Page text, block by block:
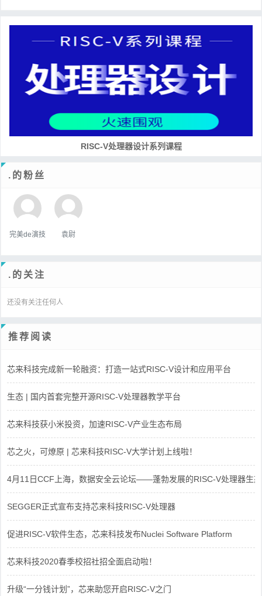
RISC-V处理器设计系列课程
.的粉丝
完美de演技 袁尉
.的关注
还没有关注任何人
推荐阅读
芯来科技完成新一轮融资：打造一站式RISC-V设计和应用平台
生态 | 国内首套完整开源RISC-V处理器教学平台
芯来科技获小米投资，加速RISC-V产业生态布局
芯之火，可燎原 | 芯来科技RISC-V大学计划上线啦！
4月11日CCF上海，数据安全云论坛——蓬勃发展的RISC-V处理器生态
SEGGER正式宣布支持芯来科技RISC-V处理器
促进RISC-V软件生态，芯来科技发布Nuclei Software Platform
芯来科技2020春季校招社招全面启动啦！
升级“一分钱计划”，芯来助您开启RISC-V之门